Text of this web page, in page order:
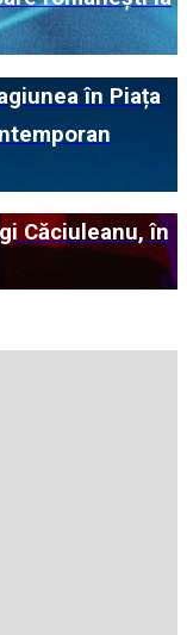
în Piața
Căciuleanu, în